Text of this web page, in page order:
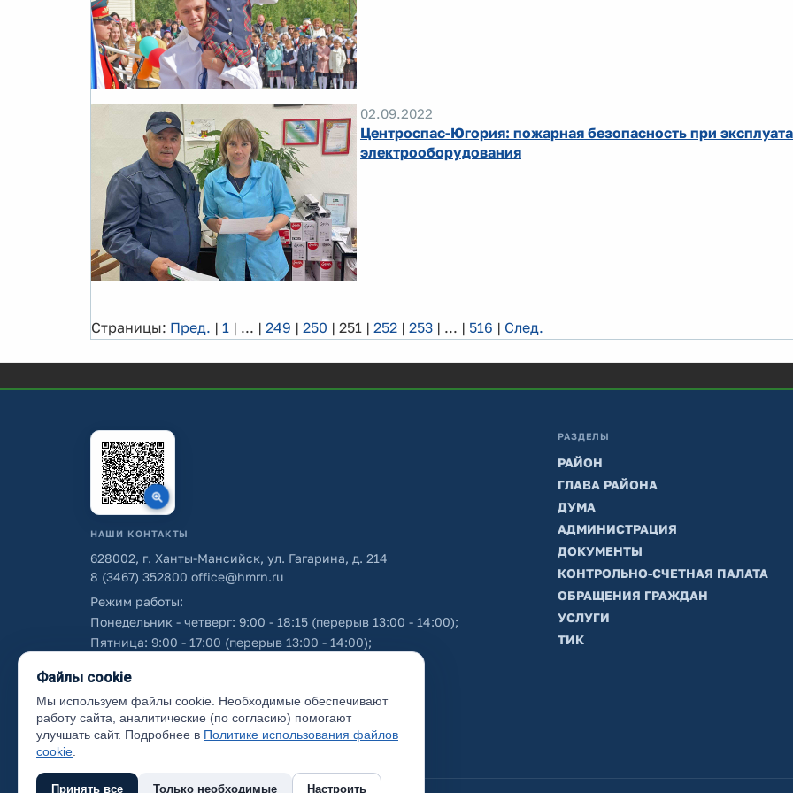
02.09.2022
Центроспас-Югория: пожарная безопасность при
электрооборудования
Страницы: Пред. | 1 | ... | 249 | 250 | 251 | 252 | 253 | ... | 516 | След.
НАШИ КОНТАКТЫ
628002, г. Ханты-Мансийск, ул. Гагарина, д. 214
8 (3467) 352800 office@hmrn.ru
Режим работы:
Понедельник - четверг: 9:00 - 18:15 (перерыв 13:00 - 14:00);
Пятница: 9:00 - 17:00 (перерыв 13:00 - 14:00);
Об использовании персональных данных
РАЗДЕЛЫ
РАЙОН
ГЛАВА РАЙОНА
ДУМА
АДМИНИСТРАЦИЯ
ДОКУМЕНТЫ
КОНТРОЛЬНО-СЧЕТНАЯ ПАЛАТА
ОБРАЩЕНИЯ ГРАЖДАН
УСЛУГИ
ТИК
Файлы cookie
Мы используем файлы cookie. Необходимые обеспечивают
работу сайта, аналитические (по согласию) помогают
улучшать сайт. Подробнее в Политике использования файлов
cookie
Принять все Только необходимые Настроить